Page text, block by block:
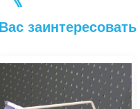
заинтересовать